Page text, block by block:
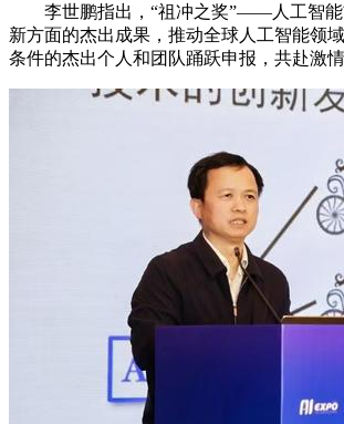
李世鹏指出，“祖冲之奖”――人工智能前
新方面的杰出成果，推动全球人工智能领
条件的杰出个人和团队踊跃申报，共赴激